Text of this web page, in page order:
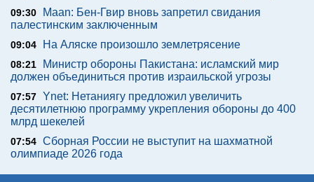
09:30
Maan: Бен-Гвир вновь запретил свидания
палестинским заключенным
09:04 На Аляске произошло землетрясение
08:21
Министр обороны Пакистана: исламский мир
должен объединиться против израильской угрозы
07:57 Ynet: Нетаниягу предложил увеличить
десятилетнюю программу укрепления обороны до 400
млрд шекелей
07:54 Сборная России не выступит на шахматной
олимпиаде 2026 года